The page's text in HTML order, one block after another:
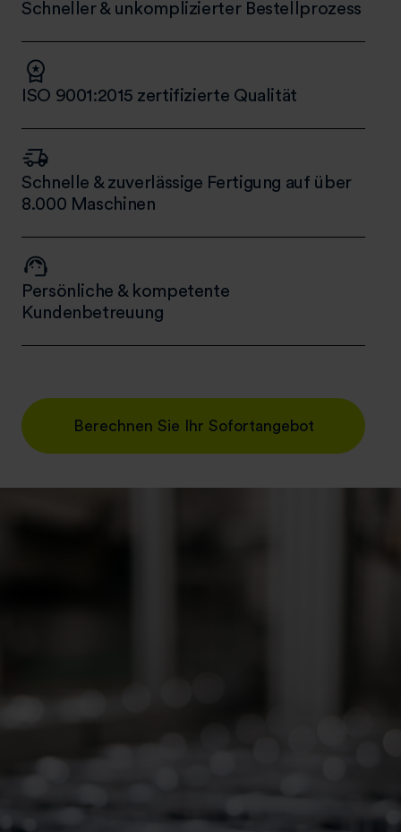
Schneller & unkomplizierter Bestellprozess
ISO 9001:2015 zertifizierte Qualität
Schnelle & zuverlässige Fertigung auf über
8.000 Maschinen
Persönliche & kompetente
Kundenbetreuung
Berechnen Sie Ihr Sofortangebot